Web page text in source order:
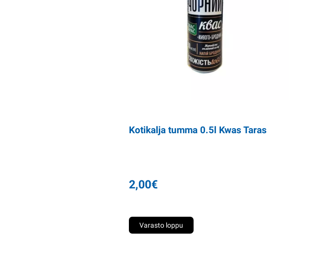
Kotikalja tumma 0.5l Kwas Taras
2,00€
Varasto loppu